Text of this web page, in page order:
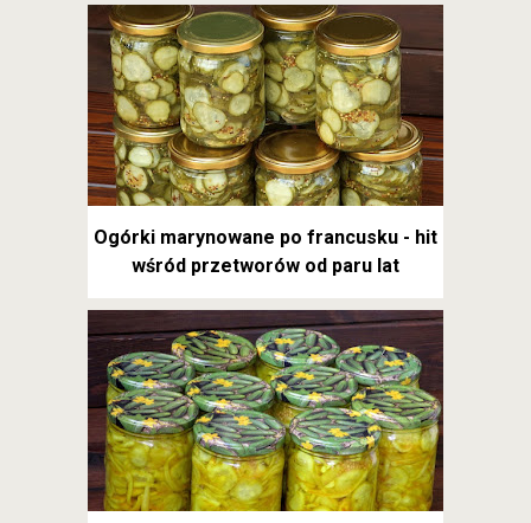
Ogórki marynowane po francusku - hit
wśród przetworów od paru lat